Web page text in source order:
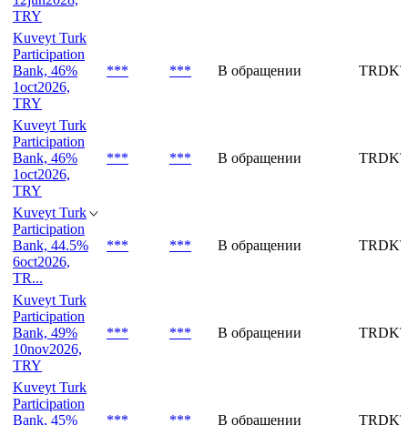
TRY
Kuveyt Turk
Participation
Bank, 46%
1oct2026,
TRY
*** *** В обращении
Kuveyt Turk
Participation
Bank, 46%
1oct2026,
TRY
*** *** В обращении
Kuveyt Turk
Participation
Bank, 44.5%
6oct2026,
TR...
*** *** В обращении
Kuveyt Turk
Participation
Bank, 49%
10nov2026,
TRY
*** *** В обращении
Kuveyt Turk
Participation
Bank, 45%
*** *** В обращении